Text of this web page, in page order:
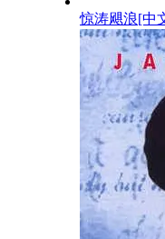
惊涛飓浪[中